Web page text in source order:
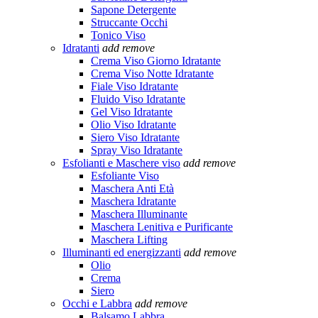
Sapone Detergente
Struccante Occhi
Tonico Viso
Idratanti add remove
Crema Viso Giorno Idratante
Crema Viso Notte Idratante
Fiale Viso Idratante
Fluido Viso Idratante
Gel Viso Idratante
Olio Viso Idratante
Siero Viso Idratante
Spray Viso Idratante
Esfolianti e Maschere viso add remove
Esfoliante Viso
Maschera Anti Età
Maschera Idratante
Maschera Illuminante
Maschera Lenitiva e Purificante
Maschera Lifting
Illuminanti ed energizzanti add remove
Olio
Crema
Siero
Occhi e Labbra add remove